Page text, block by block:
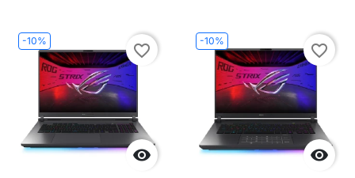
-10%

favorite_border
-10%

favorite_border